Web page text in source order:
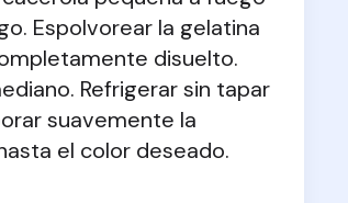
Espolvorear la gelatina
disuelto.
Refrigerar sin tapar
suavemente la
el color deseado.